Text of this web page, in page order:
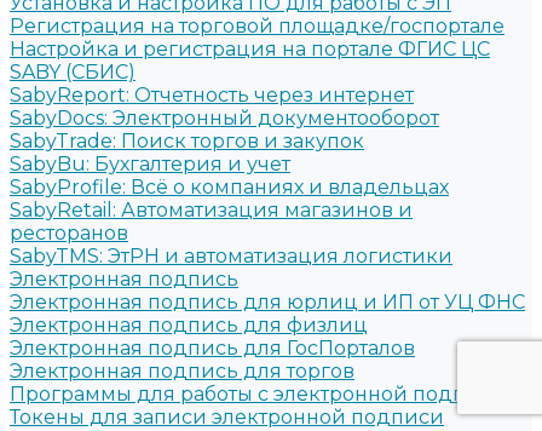
Регистрация на торговой площадке/госпортале
Настройка и регистрация на портале ФГИС ЦС
SABY (СБИС)
SabyReport: Отчетность через интернет
SabyDocs: Электронный документооборот
SabyTrade: Поиск торгов и закупок
SabyBu: Бухгалтерия и учет
SabyProfile: Всё о компаниях и владельцах
SabyRetail: Автоматизация магазинов и
ресторанов
SabyTMS: ЭтРН и автоматизация логистики
Электронная подпись
Электронная подпись для юрлиц и ИП от УЦ ФНС
Электронная подпись для физлиц
Электронная подпись для ГосПорталов
Электронная подпись для торгов
Программы для работы с электронной подписью
Токены для записи электронной подписи